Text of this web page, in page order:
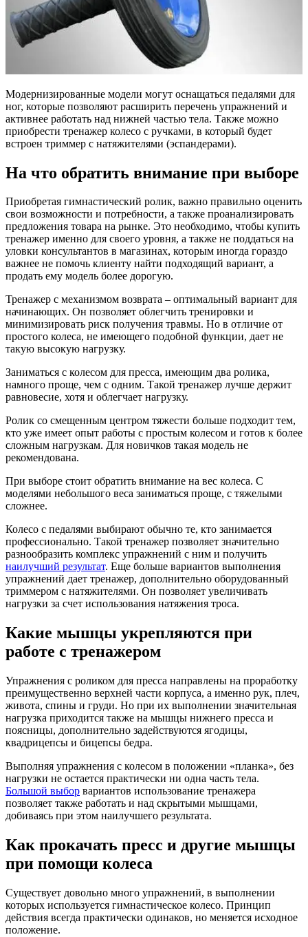
Модернизированные модели могут оснащаться педалями для
ног, которые позволяют расширить перечень упражнений и
активнее работать над нижней частью тела. Также можно
приобрести тренажер колесо с ручками, в который будет
встроен триммер с натяжителями (эспандерами).
На что обратить внимание при выборе
Приобретая гимнастический ролик, важно правильно оценить
свои возможности и потребности, а также проанализировать
предложения товара на рынке. Это необходимо, чтобы купить
тренажер именно для своего уровня, а также не поддаться на
уловки консультантов в магазинах, которым иногда гораздо
важнее не помочь клиенту найти подходящий вариант, а
продать ему модель более дорогую.
Тренажер с механизмом возврата – оптимальный вариант для
начинающих. Он позволяет облегчить тренировки и
минимизировать риск получения травмы. Но в отличие от
простого колеса, не имеющего подобной функции, дает не
такую высокую нагрузку.
Заниматься с колесом для пресса, имеющим два ролика,
намного проще, чем с одним. Такой тренажер лучше держит
равновесие, хотя и облегчает нагрузку.
Ролик со смещенным центром тяжести больше подходит тем,
кто уже имеет опыт работы с простым колесом и готов к более
сложным нагрузкам. Для новичков такая модель не
рекомендована.
При выборе стоит обратить внимание на вес колеса. С
моделями небольшого веса заниматься проще, с тяжелыми
сложнее.
Колесо с педалями выбирают обычно те, кто занимается
профессионально. Такой тренажер позволяет значительно
разнообразить комплекс упражнений с ним и получить
наилучший результат. Еще больше вариантов выполнения
упражнений дает тренажер, дополнительно оборудованный
триммером с натяжителями. Он позволяет увеличивать
нагрузки за счет использования натяжения троса.
Какие мышцы укрепляются при
работе с тренажером
Упражнения с роликом для пресса направлены на проработку
преимущественно верхней части корпуса, а именно рук, плеч,
живота, спины и груди. Но при их выполнении значительная
нагрузка приходится также на мышцы нижнего пресса и
поясницы, дополнительно задействуются ягодицы,
квадрицепсы и бицепсы бедра.
Выполняя упражнения с колесом в положении «планка», без
нагрузки не остается практически ни одна часть тела.
Большой выбор вариантов использование тренажера
позволяет также работать и над скрытыми мышцами,
добиваясь при этом наилучшего результата.
Как прокачать пресс и другие мышцы
при помощи колеса
Существует довольно много упражнений, в выполнении
которых используется гимнастическое колесо. Принцип
действия всегда практически одинаков, но меняется исходное
положение.